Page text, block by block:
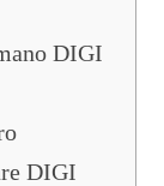
DIGI
DIGI